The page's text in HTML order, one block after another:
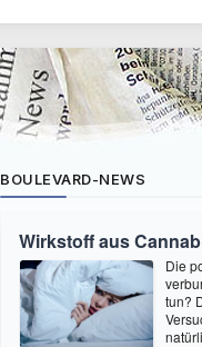
BOULEVARD-NEWS
Wirkstoff aus
Die
tun?